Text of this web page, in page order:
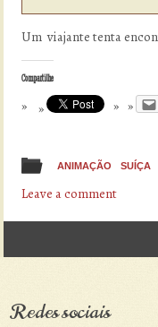
Um viajante tenta
Compartilhe
ANIMAÇÃO SUÍÇA
Leave a comment
Post navigation
Redes sociais